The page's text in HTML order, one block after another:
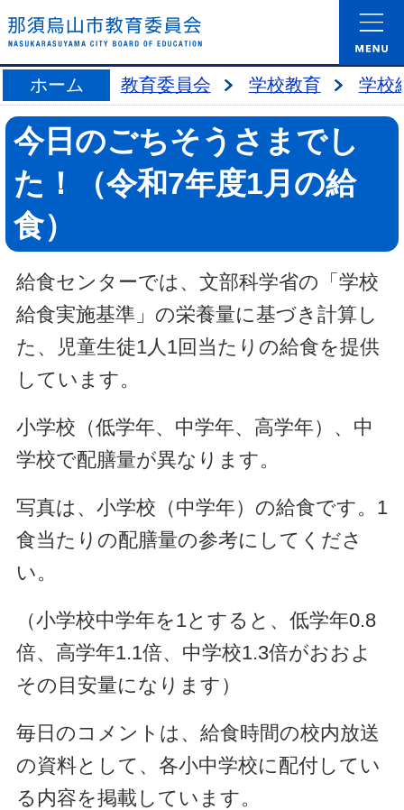
ホーム 教育委員会 学校教育 学校
今日のごちそうさまでし
た！（令和7年度1月の給
食）
給食センターでは、文部科学省の「学校
給食実施基準」の栄養量に基づき計算し
た、児童生徒1人1回当たりの給食を提供
しています。
小学校（低学年、中学年、高学年）、中
学校で配膳量が異なります。
写真は、小学校（中学年）の給食です。1
食当たりの配膳量の参考にしてくださ
い。
（小学校中学年を1とすると、低学年0.8
倍、高学年1.1倍、中学校1.3倍がおおよ
その目安量になります）
毎日のコメントは、給食時間の校内放送
の資料として、各小中学校に配付してい
る内容を掲載しています。